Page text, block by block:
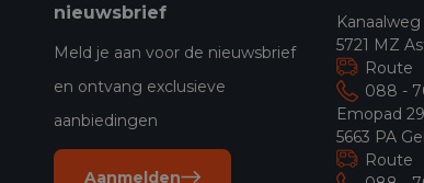
nieuwsbrief
Meld je aan voor de nieuwsbrief
en ontvang exclusieve
aanbiedingen
Aanmelden
5721 MZ
Route
088 -
Emopad
5663 PA
Route